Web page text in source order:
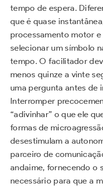
tempo de espera.
que é quase
processamento motor
selecionar um símbolo
tempo. O facilitador
menos quinze a vinte
uma pergunta antes de
Interromper
“adivinhar” o que ele
formas de
desestimulam a
parceiro de
andaime, fornecendo o
necessário para que a